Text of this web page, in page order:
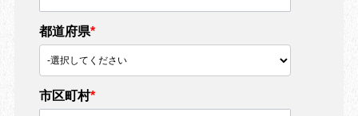
都道府県*
市区町村*